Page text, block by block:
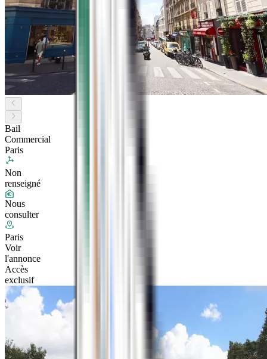
Bail
Commercial
Paris
Non
renseigné
Nous
consulter
Paris
Voir
l'annonce
Accès
exclusif